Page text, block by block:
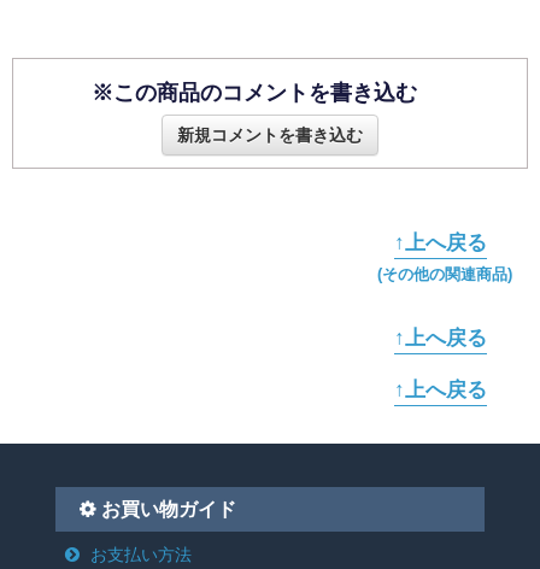
※この商品のコメントを書き込む
新規コメントを書き込む
↑上へ戻る
(その他の関連商品)
↑上へ戻る
↑上へ戻る
お買い物ガイド
お支払い方法